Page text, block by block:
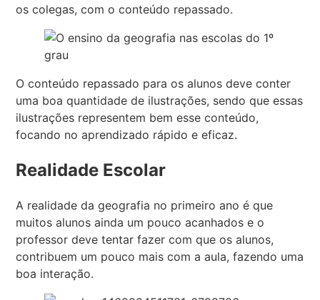
os colegas, com o conteúdo repassado.
O conteúdo repassado para os alunos deve conter
uma boa quantidade de ilustrações, sendo que essas
ilustrações representem bem esse conteúdo,
focando no aprendizado rápido e eficaz.
Realidade Escolar
A realidade da geografia no primeiro ano é que
muitos alunos ainda um pouco acanhados e o
professor deve tentar fazer com que os alunos,
contribuem um pouco mais com a aula, fazendo uma
boa interação.